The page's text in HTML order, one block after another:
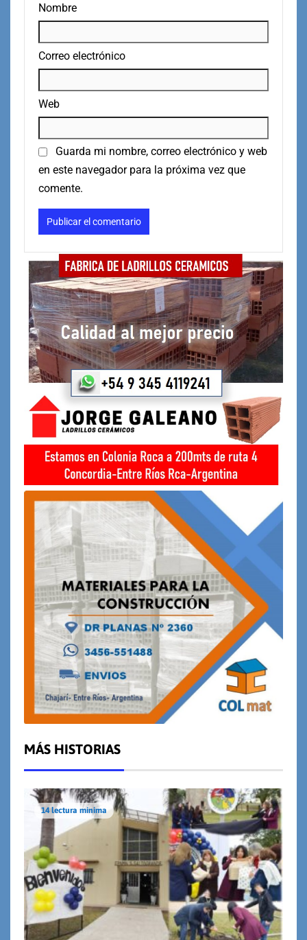
Nombre
Correo electrónico
Web
Guarda mi nombre, correo electrónico y web
en este navegador para la próxima vez que
comente.
MÁS HISTORIAS
14 lectura mínima